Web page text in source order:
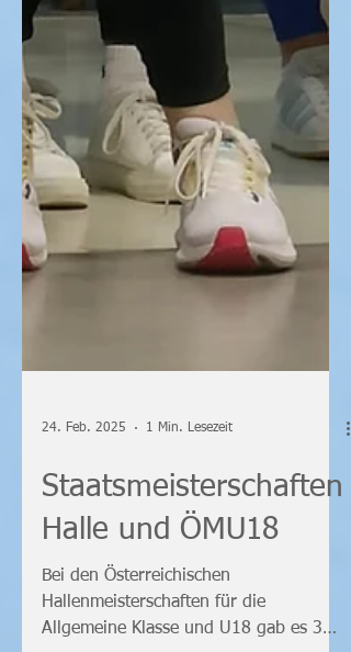
24. Feb. 2025 1 Min. Lesezeit
Staatsmeisterschaften